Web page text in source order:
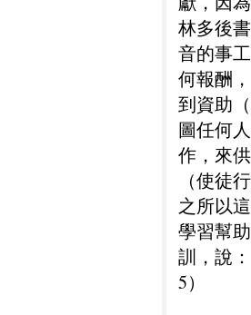
林多後
音的事
何報酬
到資助
圖任何
作，來
（使徒
之所以
學習幫
訓，說
5）